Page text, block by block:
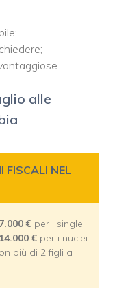
alle
FISCALI NEL
€ per i single
€ per i nuclei
più di 2 figli a